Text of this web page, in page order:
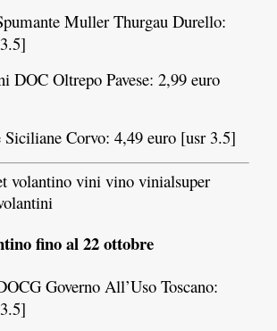
Muller Thurgau Durello:
DOC Oltrepo Pavese: 2,99 euro
Corvo: 4,49 euro [usr 3.5]
fino al 22 ottobre
Governo All’Uso Toscano: